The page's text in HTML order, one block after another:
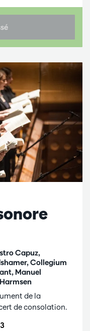
Capuz,
Collegium
Manuel
de la
de consolation.